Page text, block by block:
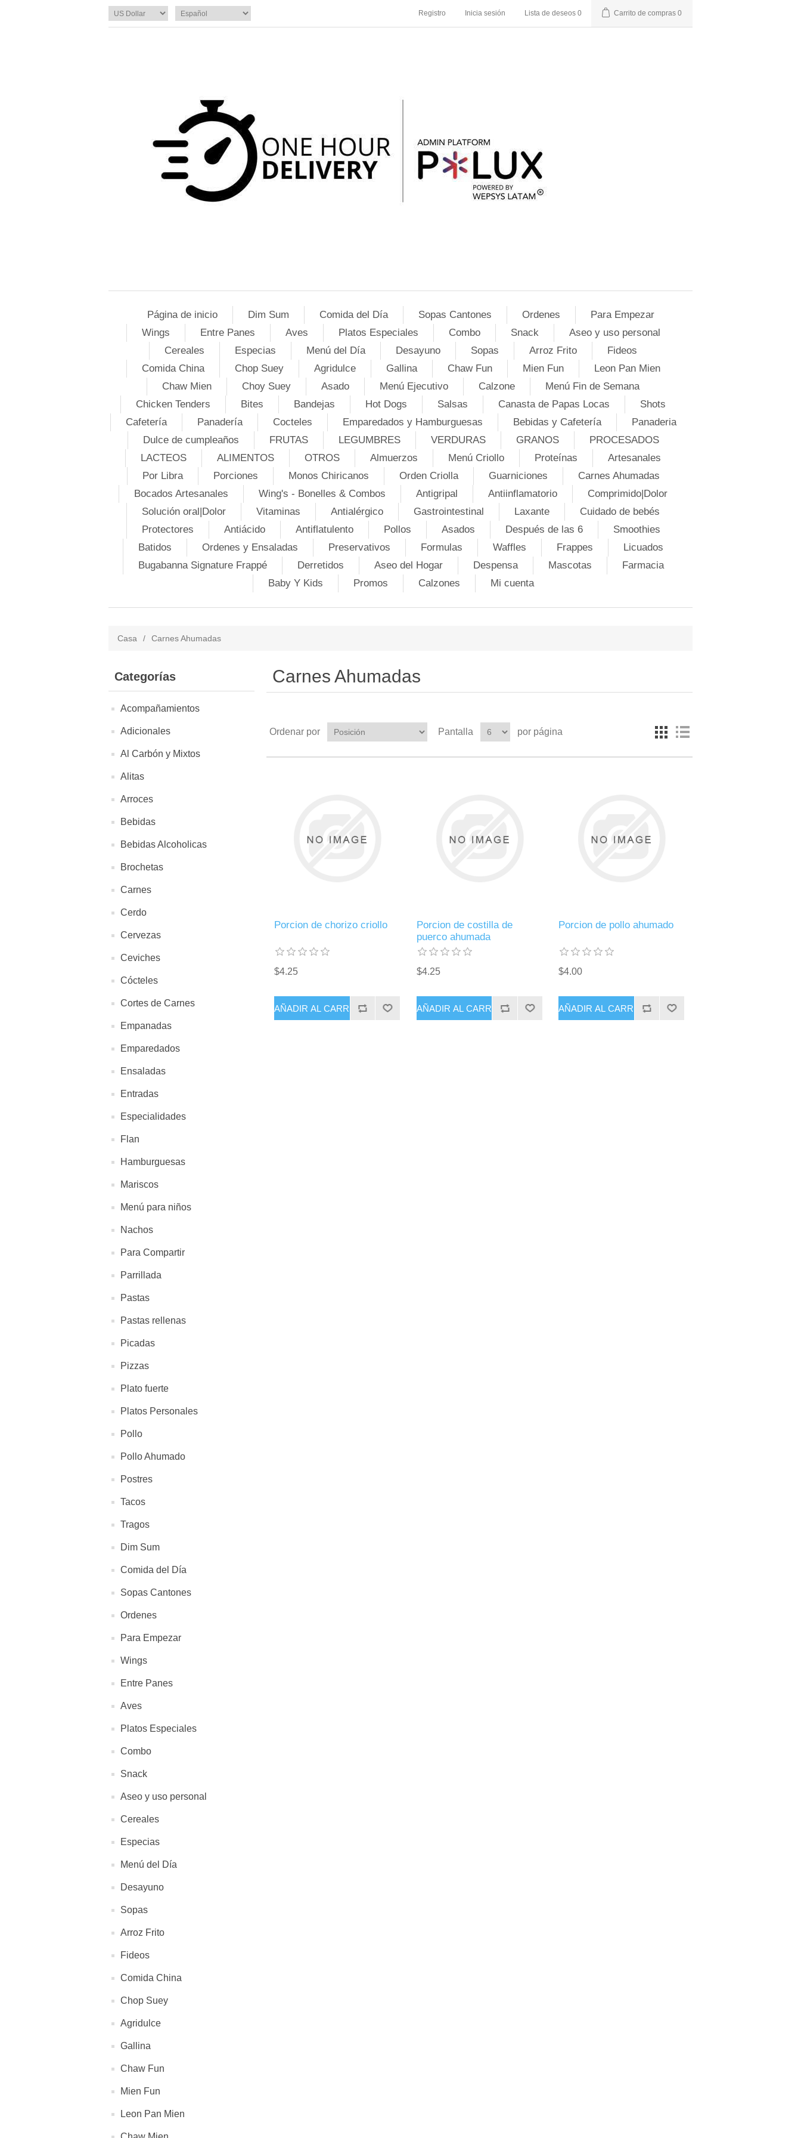
Registro Inicia sesión Lista de deseos 0 Carrito de compras 0
Página de inicio Dim Sum Comida del Día Sopas Cantones Ordenes
Para Empezar
Wings
Entre Panes Aves Platos Especiales Combo Snack
Aseo y uso personal
Cereales
Especias Menú del Día Desayuno Sopas Arroz Frito
Fideos
Comida China
Chop Suey Agridulce Gallina Chaw Fun Mien Fun
Leon Pan Mien
Chaw Mien
Choy Suey Asado Menú Ejecutivo Calzone
Menú Fin de Semana
Chicken Tenders
Bites Bandejas Hot Dogs Salsas Canasta de Papas Locas
Shots
Cafetería
Panadería Cocteles Emparedados y Hamburguesas Bebidas y Cafetería
Panaderia
Dulce de cumpleaños
FRUTAS LEGUMBRES VERDURAS GRANOS
PROCESADOS
LACTEOS
ALIMENTOS OTROS Almuerzos Menú Criollo Proteínas
Artesanales
Por Libra
Porciones Monos Chiricanos Orden Criolla Guarniciones
Carnes Ahumadas
Bocados Artesanales
Wing's - Bonelles & Combos Antigripal Antiinflamatorio
Comprimido|Dolor
Solución oral|Dolor
Vitaminas Antialérgico Gastrointestinal Laxante
Cuidado de bebés
Protectores
Antiácido Antiflatulento Pollos Asados Después de las 6
Smoothies
Batidos
Ordenes y Ensaladas Preservativos Formulas Waffles Frappes
Licuados
Bugabanna Signature Frappé
Derretidos Aseo del Hogar Despensa Mascotas
Farmacia
Baby Y Kids
Promos Calzones Mi cuenta
Casa / Carnes Ahumadas
Categorías
Acompañamientos
Adicionales
Al Carbón y Mixtos
Alitas
Arroces
Bebidas
Bebidas Alcoholicas
Brochetas
Carnes
Cerdo
Cervezas
Ceviches
Cócteles
Cortes de Carnes
Empanadas
Emparedados
Ensaladas
Entradas
Especialidades
Flan
Hamburguesas
Mariscos
Menú para niños
Nachos
Para Compartir
Parrillada
Pastas
Pastas rellenas
Picadas
Pizzas
Plato fuerte
Platos Personales
Pollo
Pollo Ahumado
Postres
Tacos
Tragos
Dim Sum
Comida del Día
Sopas Cantones
Ordenes
Para Empezar
Wings
Entre Panes
Aves
Platos Especiales
Combo
Snack
Aseo y uso personal
Cereales
Especias
Menú del Día
Desayuno
Sopas
Arroz Frito
Fideos
Comida China
Chop Suey
Agridulce
Gallina
Chaw Fun
Mien Fun
Leon Pan Mien
Carnes Ahumadas
Ordenar por Pantalla por página
Porcion de chorizo criollo
$4.25
Porcion de costilla de
puerco ahumada
$4.25
Porcion de pollo ahumado
$4.00